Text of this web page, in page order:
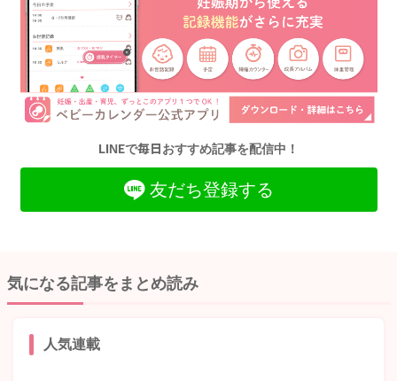
LINEで毎日おすすめ記事を配信中！
友だち登録する
気になる記事をまとめ読み
人気連載